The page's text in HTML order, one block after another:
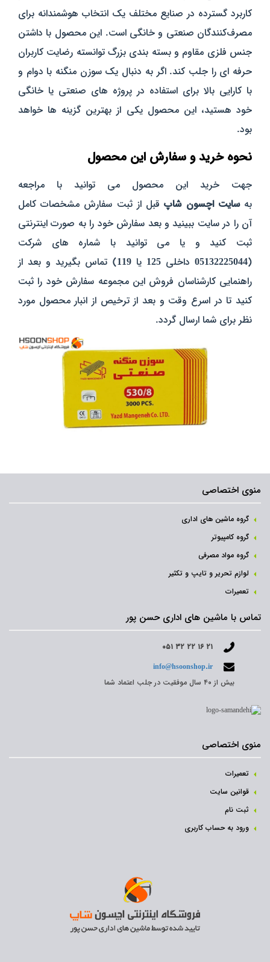
کاربرد گسترده در صنایع مختلف یک انتخاب هوشمندانه برای
مصرف‌کنندگان صنعتی و خانگی است. این محصول با داشتن
جنس فلزی مقاوم و بسته‌ بندی بزرگ توانسته رضایت کاربران
حرفه‌ ای را جلب کند. اگر به دنبال یک سوزن منگنه با دوام و
با کارایی بالا برای استفاده در پروژه‌ های صنعتی یا خانگی
خود هستید، این محصول یکی از بهترین گزینه‌ ها خواهد
بود.
نحوه خرید و سفارش این محصول
جهت خرید این محصول می توانید با مراجعه
بهسایتاچسونشاپ قبل از ثبت سفارش مشخصات کامل
آن را در سایت ببینید و بعد سفارش خود را به صورت اینترنتی
ثبت کنید و یا می توانید با شماره های شرکت
(
05132225044 داخلی125 یا119) تماس بگیرید و بعد از
راهنمایی کارشناسان فروش این مجموعه سفارش خود را ثبت
کنید تا در اسرع وقت و بعد از ترخیص از انبار محصول مورد
نظر برای شما ارسال گردد.
منوی اختصاصی
گروه ماشین های اداری
گروه کامپیوتر
گروه مواد مصرفی
لوازم تحریر و تایپ و تکثیر
تعمیرات
تماس با ماشین های اداری حسن پور
۰۵۱ ۳۲ ۲۲ ۱۶ ۲۱
info@hsoonshop.ir
بیش از ۴۰ سال موفقیت در جلب اعتماد شما
منوی اختصاصی
تعمیرات
قوانین سایت
ثبت نام‌
ورود به حساب کاربری